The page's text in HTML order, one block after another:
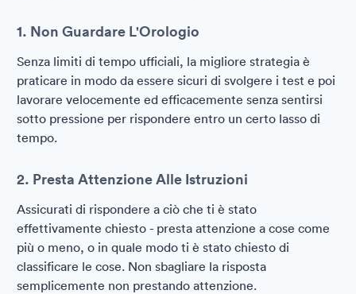
1. Non Guardare L'Orologio
Senza limiti di tempo ufficiali, la migliore strategia è
praticare in modo da essere sicuri di svolgere i test e poi
lavorare velocemente ed efficacemente senza sentirsi
sotto pressione per rispondere entro un certo lasso di
tempo.
2. Presta Attenzione Alle Istruzioni
Assicurati di rispondere a ciò che ti è stato
effettivamente chiesto - presta attenzione a cose come
più o meno, o in quale modo ti è stato chiesto di
classificare le cose. Non sbagliare la risposta
semplicemente non prestando attenzione.